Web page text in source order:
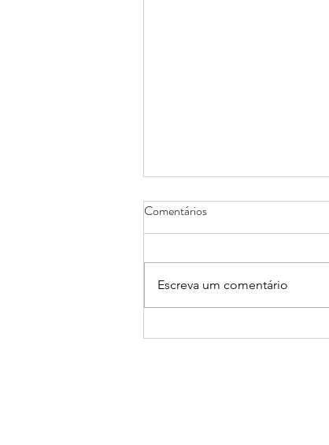
Planejar é preciso...
Comentários
Escreva um comentário